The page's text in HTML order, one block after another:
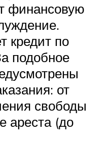
финансовую
кредит по
подобное
от
свободы
ареста (до